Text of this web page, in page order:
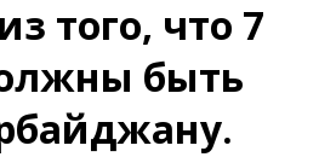
того, что 7
быть